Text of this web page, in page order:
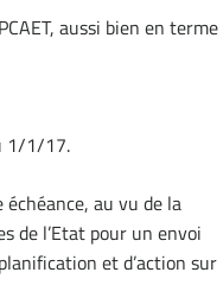
aussi bien en terme
1/1/17.
au vu de la
de l’Etat pour un envoi
et d’action sur